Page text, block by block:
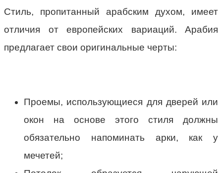
Стиль, пропитанный арабским духом, имеет
отличия от европейских вариаций. Арабия
предлагает свои оригинальные черты:
Проемы, использующиеся для дверей или
окон на основе этого стиля должны
обязательно напоминать арки, как у
мечетей;